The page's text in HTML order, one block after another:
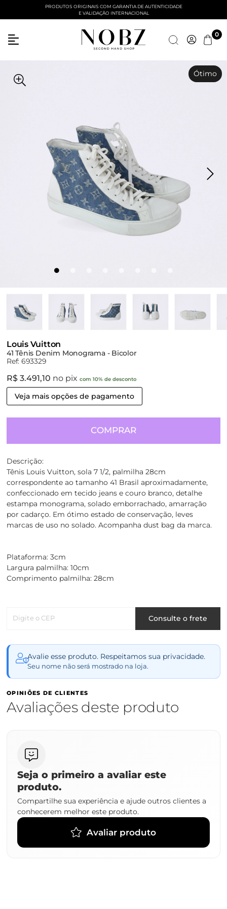
Entre com email ou cpf/cnpj
PRODUTOS ORIGINAIS COM GARANTIA DE AUTENTICIDADE
E VALIDAÇÃO INTERNACIONAL
0
Ótimo
Louis Vuitton
41 Tênis Denim Monograma - Bicolor
Ref: 693329
R$ 3.491,10 no pix com 10% de desconto
Veja mais opções de pagamento
COMPRAR
Descrição:
Tênis Louis Vuitton, sola 7 1/2, palmilha 28cm
correspondente ao tamanho 41 Brasil aproximadamente,
confeccionado em tecido jeans e couro branco, detalhe
estampa monograma, solado emborrachado, amarração
por cadarço. Em ótimo estado de conservação, leves
marcas de uso no solado. Acompanha dust bag da marca.
Plataforma: 3cm
Largura palmilha: 10cm
Comprimento palmilha: 28cm
Digite o CEP Consulte o frete
Avalie esse produto. Respeitamos sua privacidade.
Seu nome não será mostrado na loja.
OPINIÕES DE CLIENTES
Avaliações deste produto
Seja o primeiro a avaliar este
produto.
Compartilhe sua experiência e ajude outros clientes a
conhecerem melhor este produto.
Avaliar produto